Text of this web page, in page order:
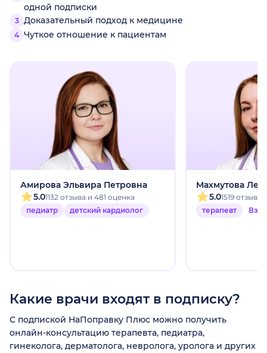
одной подписки
Доказательный подход к медицине
Чуткое отношение к пациентам
Амирова Эльвира Петровна
5.01132 отзыва и 481 оценка
педиатр
детский кардиолог
Махмутова
5.01519
терапевт
Какие врачи входят в подписку?
С подпиской НаПоправку Плюс можно получить
онлайн-консультацию терапевта, педиатра,
гинеколога, дерматолога, невролога, уролога и других